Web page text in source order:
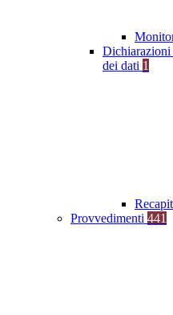
Dichiarazioni
dei dati 1
Provvedimenti 441